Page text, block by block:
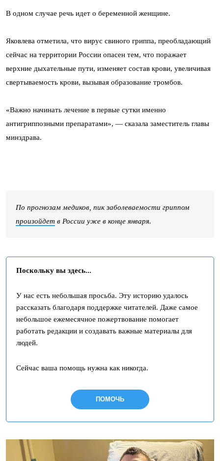
В одном случае речь идет о беременной женщине.
Яковлева отметила, что вирус свиного гриппа, преобладающий
сейчас на территории России опасен тем, что поражает
верхние дыхательные пути, изменяет состав крови, увеличивая
свертываемость крови, вызывая образование тромбов.
«Важно начинать лечение в первые сутки именно
антигриппозными препаратами», — сказала заместитель главы
минздрава.
По прогнозам медиков, пик заболеваемости гриппом
произойдет в России уже в конце января.
Поскольку вы здесь...
У нас есть небольшая просьба. Эту историю удалось
рассказать благодаря поддержке читателей. Даже самое
небольшое ежемесячное пожертвование помогает
работать редакции и создавать важные материалы для
людей.
Сейчас ваша помощь нужна как никогда.
ПОМОЧЬ